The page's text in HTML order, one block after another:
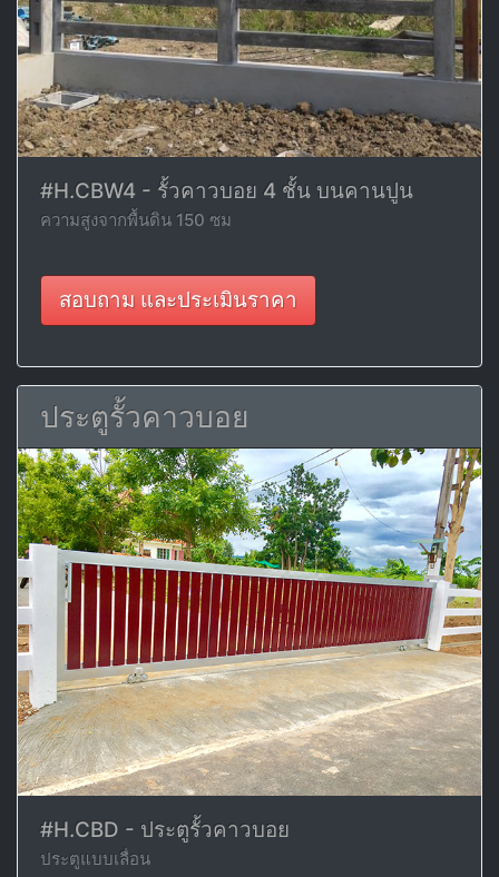
#H.CBW4 - รั้วคาวบอย 4 ชั้น บนคานปูน
ความสูงจากพื้นดิน 150 ซม
สอบถาม และประเมินราคา
ประตูรั้วคาวบอย
#H.CBD - ประตูรั้วคาวบอย
ประตูแบบเลื่อน